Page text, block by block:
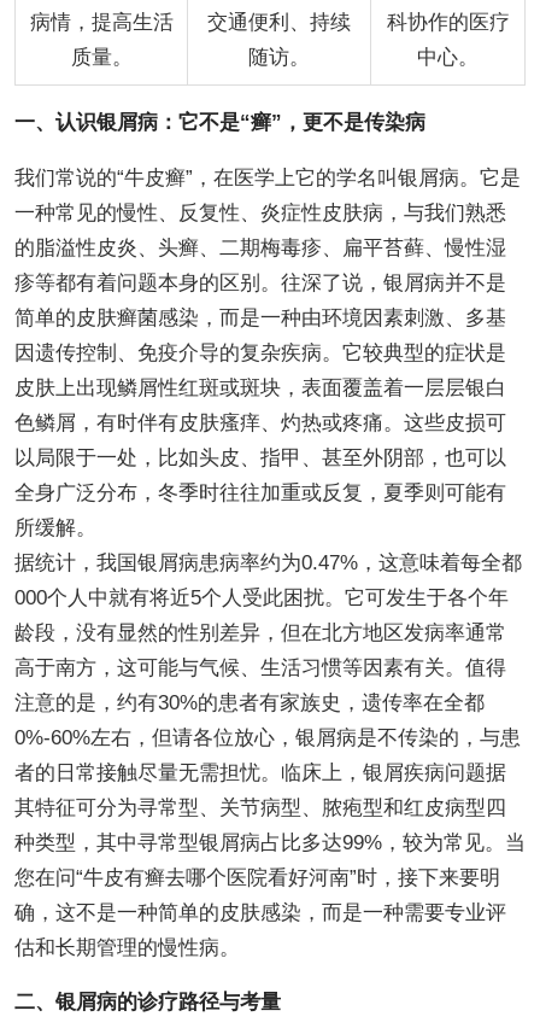
病情，提高生活
质量。
交通便利、持续
随访。
科协作的医疗
中心。
一、认识银屑病：它不是“癣”，更不是传染病
我们常说的“牛皮癣”，在医学上它的学名叫银屑病。它是
一种常见的慢性、反复性、炎症性皮肤病，与我们熟悉
的脂溢性皮炎、头癣、二期梅毒疹、扁平苔藓、慢性湿
疹等都有着问题本身的区别。往深了说，银屑病并不是
简单的皮肤癣菌感染，而是一种由环境因素刺激、多基
因遗传控制、免疫介导的复杂疾病。它较典型的症状是
皮肤上出现鳞屑性红斑或斑块，表面覆盖着一层层银白
色鳞屑，有时伴有皮肤瘙痒、灼热或疼痛。这些皮损可
以局限于一处，比如头皮、指甲、甚至外阴部，也可以
全身广泛分布，冬季时往往加重或反复，夏季则可能有
所缓解。
据统计，我国银屑病患病率约为0.47%，这意味着每全都
000个人中就有将近5个人受此困扰。它可发生于各个年
龄段，没有显然的性别差异，但在北方地区发病率通常
高于南方，这可能与气候、生活习惯等因素有关。值得
注意的是，约有30%的患者有家族史，遗传率在全都
0%-60%左右，但请各位放心，银屑病是不传染的，与患
者的日常接触尽量无需担忧。临床上，银屑疾病问题据
其特征可分为寻常型、关节病型、脓疱型和红皮病型四
种类型，其中寻常型银屑病占比多达99%，较为常见。当
您在问“牛皮有癣去哪个医院看好河南”时，接下来要明
确，这不是一种简单的皮肤感染，而是一种需要专业评
估和长期管理的慢性病。
二、银屑病的诊疗路径与考量